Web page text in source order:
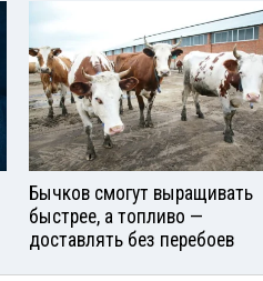
Бычков смогут выращивать
быстрее, а топливо —
доставлять без перебоев